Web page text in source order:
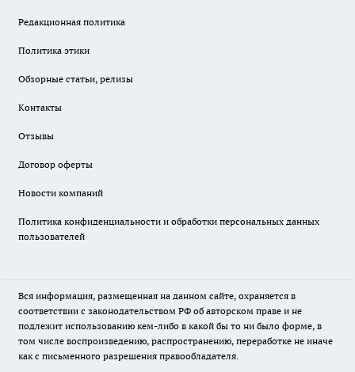
Редакционная политика
Политика этики
Обзорные статьи, релизы
Контакты
Отзывы
Договор оферты
Новости компаний
Политика конфиденциальности и обработки персональных данных
пользователей
Вся информация, размещенная на данном сайте, охраняется в
соответствии с законодательством РФ об авторском праве и не
подлежит использованию кем-либо в какой бы то ни было форме, в
том числе воспроизведению, распространению, переработке не иначе
как с письменного разрешения правообладателя.